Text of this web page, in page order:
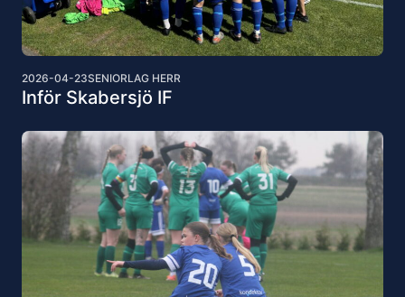
2026-04-23SENIORLAG HERR
Inför Skabersjö IF